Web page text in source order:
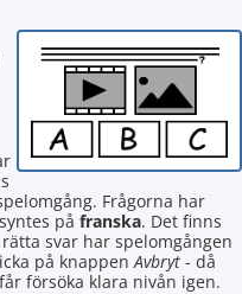
Frågorna har
på franska. Det finns
svar har spelomgången
på knappenAvbryt - då
försöka klara nivån igen.